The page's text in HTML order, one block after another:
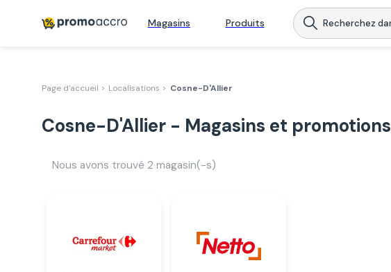
Magasins Produits
Page d'accueil > Localisations > Cosne-D'Allier
Cosne-D'Allier - Magasins et promotions
Nous avons trouvé 2 magasin(-s)